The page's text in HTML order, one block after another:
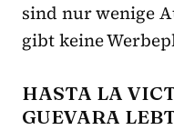
sind nur wenige
gibt keine
HASTA LA
GUEVARA